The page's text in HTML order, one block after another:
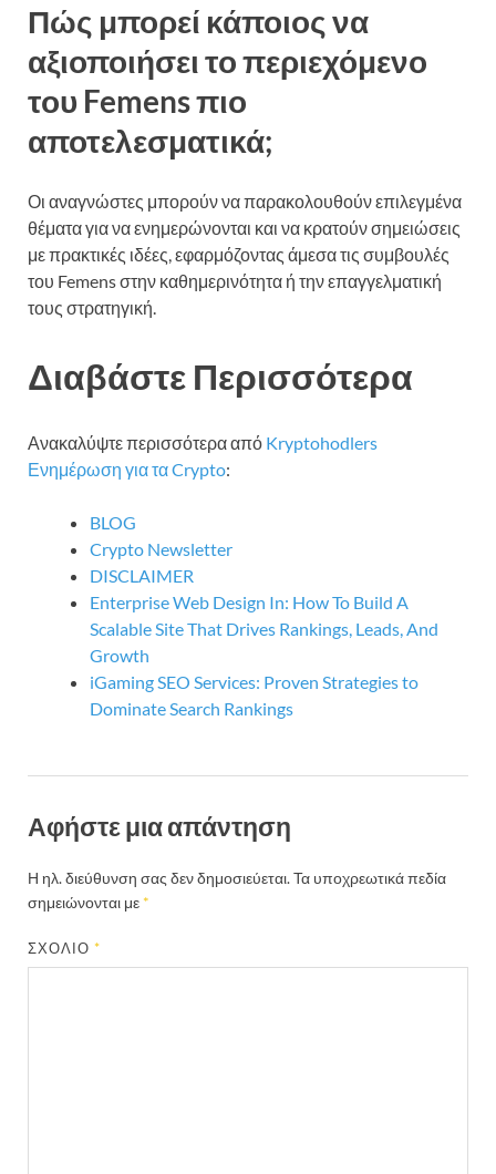
Πώς μπορεί κάποιος να
αξιοποιήσει το περιεχόμενο
του Femens πιο
αποτελεσματικά;
Οι αναγνώστες μπορούν να παρακολουθούν επιλεγμένα
θέματα για να ενημερώνονται και να κρατούν σημειώσεις
με πρακτικές ιδέες, εφαρμόζοντας άμεσα τις συμβουλές
του Femens στην καθημερινότητα ή την επαγγελματική
τους στρατηγική.
Διαβάστε Περισσότερα
Ανακαλύψτε περισσότερα από Kryptohodlers
Ενημέρωση για τα Crypto:
BLOG
Crypto Newsletter
DISCLAIMER
Enterprise Web Design In: How To Build A
Scalable Site That Drives Rankings, Leads, And
Growth
iGaming SEO Services: Proven Strategies to
Dominate Search Rankings
Αφήστε μια απάντηση
Η ηλ. διεύθυνση σας δεν δημοσιεύεται.Τα υποχρεωτικά πεδία
σημειώνονται με *
ΣΧΌΛΙΟ*